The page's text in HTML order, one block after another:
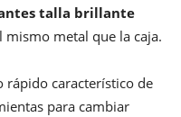
talla brillante
mismo metal que la caja.
rápido característico de
para cambiar